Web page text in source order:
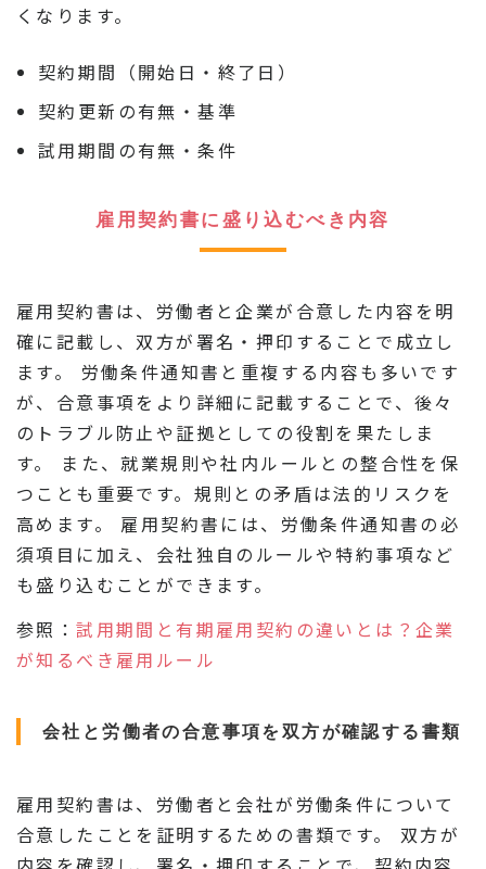
くなります。
契約期間（開始日・終了日）
契約更新の有無・基準
試用期間の有無・条件
雇用契約書に盛り込むべき内容
雇用契約書は、労働者と企業が合意した内容を明
確に記載し、双方が署名・押印することで成立し
ます。 労働条件通知書と重複する内容も多いです
が、合意事項をより詳細に記載することで、後々
のトラブル防止や証拠としての役割を果たしま
す。 また、就業規則や社内ルールとの整合性を保
つことも重要です。規則との矛盾は法的リスクを
高めます。 雇用契約書には、労働条件通知書の必
須項目に加え、会社独自のルールや特約事項など
も盛り込むことができます。
参照：試用期間と有期雇用契約の違いとは？企業
が知るべき雇用ルール
会社と労働者の合意事項を双方が確認する書類
雇用契約書は、労働者と会社が労働条件について
合意したことを証明するための書類です。 双方が